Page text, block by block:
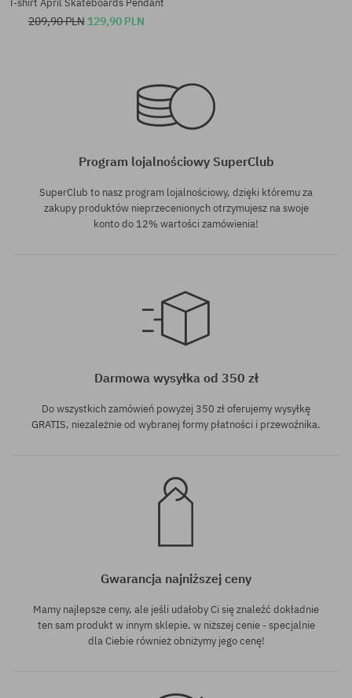
M
209,90 PLN 129,90 PLN
Program lojalnościowy SuperClub
SuperClub to nasz program lojalnościowy, dzięki któremu za
zakupy produktów nieprzecenionych otrzymujesz na swoje
konto do 12% wartości zamówienia!
Darmowa wysyłka od 350 zł
Do wszystkich zamówień powyżej 350 zł oferujemy wysyłkę
GRATIS, niezależnie od wybranej formy płatności i przewoźnika.
Gwarancja najniższej ceny
Mamy najlepsze ceny, ale jeśli udałoby Ci się znaleźć dokładnie
ten sam produkt w innym sklepie, w niższej cenie - specjalnie
dla Ciebie również obniżymy jego cenę!